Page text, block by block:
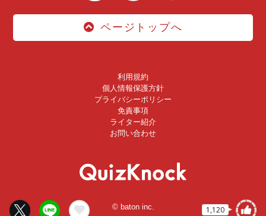
1,120
ページトップへ
利用規約
個人情報保護方針
プライバシーポリシー
免責事項
ライター紹介
お問い合わせ
© baton inc.